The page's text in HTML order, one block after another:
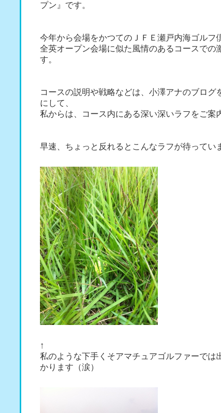
プン』です。
今年から会場をかつてのＪＦＥ瀬戸内海ゴルフ
全英オープン会場に似た風情のあるコースでの
す。
コースの説明や戦略などは、小澤アナのブログ
にして、
私からは、コース内にある深い深いラフをご案
早速、ちょっと反れるとこんなラフが待って
↑
私のような下手くそアマチュアゴルファーでは
かります（涙）